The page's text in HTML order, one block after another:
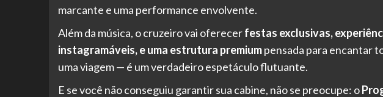
marcante e uma performance envolvente.
Além da música, o cruzeiro vai oferecerfestas exclusivas,
instagramáveis, e uma estrutura premiumpensada para encantar
uma viagem — é um verdadeiro espetáculo flutuante.
E se você não conseguiu garantir sua cabine, não se preocupe: o